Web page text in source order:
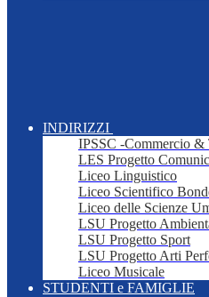
INDIRIZZI
IPSSC -Commercio &
LES Progetto
Liceo Linguistico
Liceo Scientifico
Liceo delle Scienze
LSU Progetto
LSU Progetto Sport
LSU Progetto Arti
Liceo Musicale
STUDENTI e FAMIGLIE